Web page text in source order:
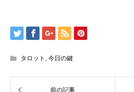
タロット , 今日の鍵